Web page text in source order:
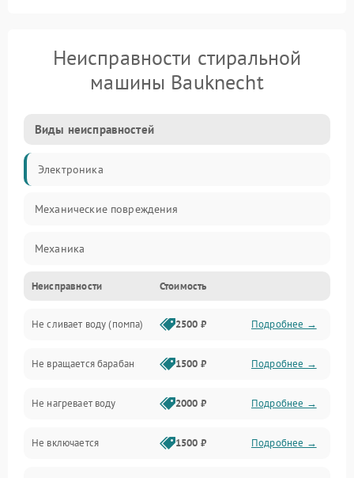
Неисправности стиральной
машины Bauknecht
Виды неисправностей
Электроника
Механические повреждения
Механика
Электропитание
Водоснабжение
Слив
Программное обеспечение
Неисправности Стоимость
Не сливает воду (помпа) 2500 ₽ Подробнее →
Не вращается барабан 1500 ₽ Подробнее →
Не нагревает воду 2000 ₽ Подробнее →
Не включается 1500 ₽ Подробнее →